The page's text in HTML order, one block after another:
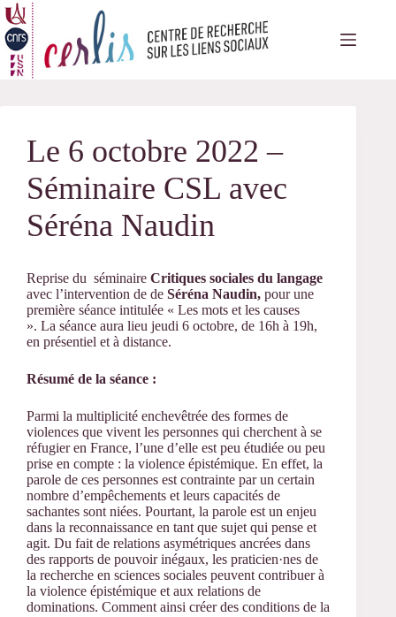
Passer
au
contenu
Le 6 octobre 2022 –
Séminaire CSL avec
Séréna Naudin
Reprise du séminaire Critiques sociales du langage
avec l’intervention de de Séréna Naudin, pour une
première séance intitulée « Les mots et les causes
». La séance aura lieu jeudi 6 octobre, de 16h à 19h,
en présentiel et à distance.
Résumé de la séance :
Parmi la multiplicité enchevêtrée des formes de
violences que vivent les personnes qui cherchent à se
réfugier en France, l’une d’elle est peu étudiée ou peu
prise en compte : la violence épistémique. En effet, la
parole de ces personnes est contrainte par un certain
nombre d’empêchements et leurs capacités de
sachantes sont niées. Pourtant, la parole est un enjeu
dans la reconnaissance en tant que sujet qui pense et
agit. Du fait de relations asymétriques ancrées dans
des rapports de pouvoir inégaux, les praticien·nes de
la recherche en sciences sociales peuvent contribuer à
la violence épistémique et aux relations de
dominations. Comment ainsi créer des conditions de la